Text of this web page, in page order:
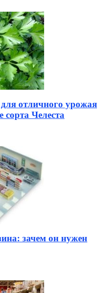
отличного урожая
сорта Челеста
зачем он нужен